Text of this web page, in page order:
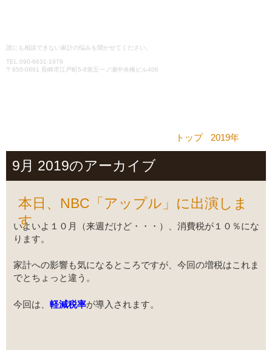
誰にも相談できない家計の悩みを聞かせてください。
TEL. 090-6631-1979
〒850-0861 長崎市江戸町5-8第五一ノ瀬中央橋ビル406
トップ
2019年
9月 2019のアーカイブ
本日、NBC「アップル」に出演しま
す
いよいよ１０月（来週だけど・・・）、消費税が１０％にな
ります。
家計への影響も気になるところですが、今回の増税はこれま
でとちょっと違う。
今回は、 軽減税率が導入されます。